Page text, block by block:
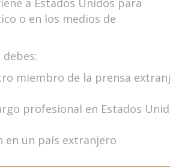
a Estados Unidos para
o en los medios de
miembro de la prensa
profesional en Estados
en un país extranjero